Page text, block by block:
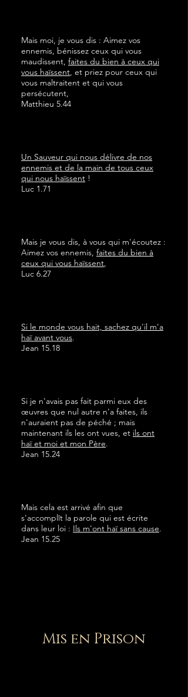
Mais moi, je vous dis : Aimez vos
ennemis, bénissez ceux qui vous
maudissent, faites du bien à ceux qui
vous haïssent, et priez pour ceux qui
vous maltraitent et qui vous
persécutent,
Matthieu 5.44
Un Sauveur qui nous délivre de nos
ennemis et de la main de tous ceux
qui nous haïssent !
Luc 1.71
Mais je vous dis, à vous qui m'écoutez :
Aimez vos ennemis, faites du bien à
ceux qui vous haïssent,
Luc 6.27
Si le monde vous hait, sachez qu'il m'a
haï avant vous.
Jean 15.18
Si je n'avais pas fait parmi eux des
œuvres que nul autre n'a faites, ils
n'auraient pas de péché ; mais
maintenant ils les ont vues, et ils ont
haï et moi et mon Père.
Jean 15.24
Mais cela est arrivé afin que
s'accomplît la parole qui est écrite
dans leur loi : Ils m'ont haï sans cause.
Jean 15.25
Mis en Prison